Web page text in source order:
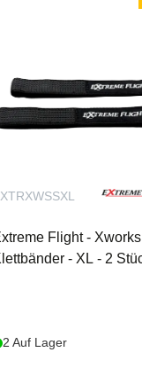
Flight - Xworks
- XL - 2
2 Auf Lager